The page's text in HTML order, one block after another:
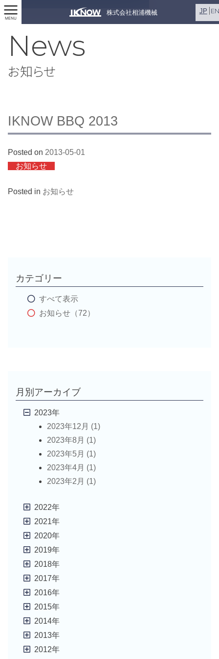
株式会社相浦機械
MENU
JP
News
お知らせ
IKNOW BBQ 2013
Posted on 2013-05-01
お知らせ
Posted in お知らせ
カテゴリー
すべて表示
お知らせ（72）
月別アーカイブ
2023年
2023年12月 (1)
2023年8月 (1)
2023年5月 (1)
2023年4月 (1)
2023年2月 (1)
2022年
2021年
2020年
2019年
2018年
2017年
2016年
2015年
2014年
2013年
2012年